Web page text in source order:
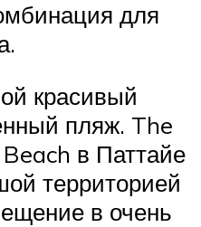
для
красивый
пляж. The
в Паттайе
территорией
в очень